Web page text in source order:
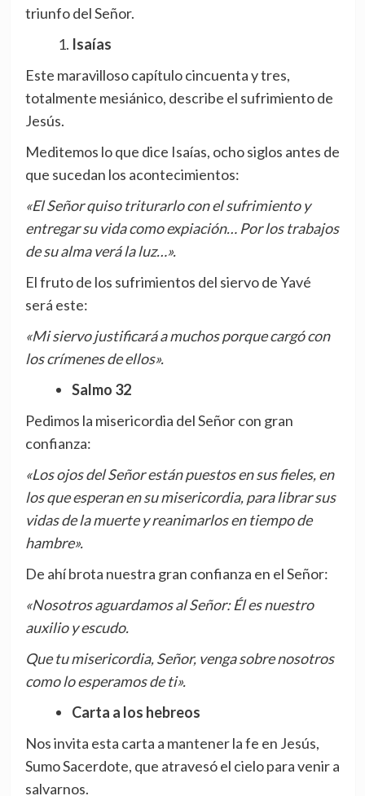
triunfo del Señor.
Isaías
Este maravilloso capítulo cincuenta y tres,
totalmente mesiánico, describe el sufrimiento de
Jesús.
Meditemos lo que dice Isaías, ocho siglos antes de
que sucedan los acontecimientos:
«El Señor quiso triturarlo con el sufrimiento y
entregar su vida como expiación… Por los trabajos
de su alma verá la luz…».
El fruto de los sufrimientos del siervo de Yavé
será este:
«Mi siervo justificará a muchos porque cargó con
los crímenes de ellos».
Salmo 32
Pedimos la misericordia del Señor con gran
confianza:
«Los ojos del Señor están puestos en sus fieles, en
los que esperan en su misericordia, para librar sus
vidas de la muerte y reanimarlos en tiempo de
hambre».
De ahí brota nuestra gran confianza en el Señor:
«Nosotros aguardamos al Señor: Él es nuestro
auxilio y escudo.
Que tu misericordia, Señor, venga sobre nosotros
como lo esperamos de ti».
Carta a los hebreos
Nos invita esta carta a mantener la fe en Jesús,
Sumo Sacerdote, que atravesó el cielo para venir a
salvarnos.